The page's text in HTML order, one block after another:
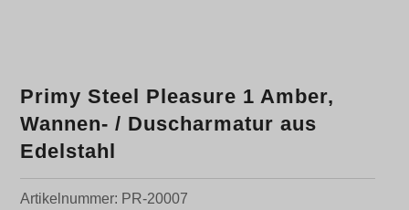
Primy Steel Pleasure 1 Amber,
Wannen- / Duscharmatur aus
Edelstahl
Artikelnummer: PR-20007